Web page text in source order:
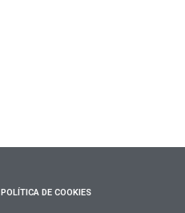
POLÍTICA DE COOKIES